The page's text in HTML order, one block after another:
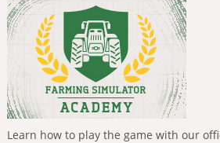
Learn how to play the game with our